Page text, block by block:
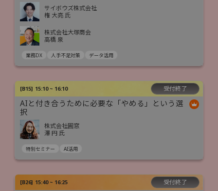
サイボウズ株式会社
権 大亮 氏
株式会社大塚商会
高橋 泉
業務DX 人手不足対策 データ活用
[B15] 15:10 ~ 16:10 受付終了
AIと付き合うために必要な「やめる」という選
択
株式会社圓窓
澤 円 氏
特別セミナー AI活用
[B26] 15:40 ~ 16:25 受付終了